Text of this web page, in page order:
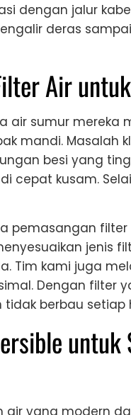
dengan jalur
deras
Air
air sumur
mandi. Masalah
besi yang
cepat kusam.
pemasangan
jenis
Tim kami juga
Dengan filter
berbau setiap
air yang modern